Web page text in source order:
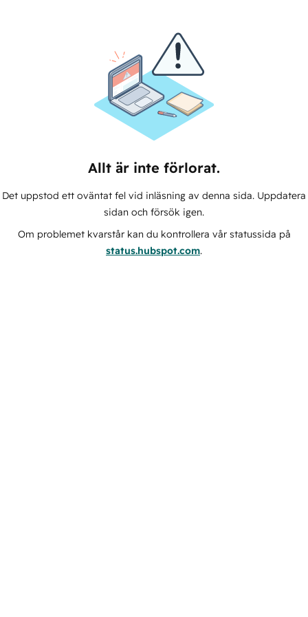
Allt är inte förlorat.
Det uppstod ett oväntat fel vid inläsning av denna sida. Uppdatera
sidan och försök igen.
Om problemet kvarstår kan du kontrollera vår statussida på
status.hubspot.com.